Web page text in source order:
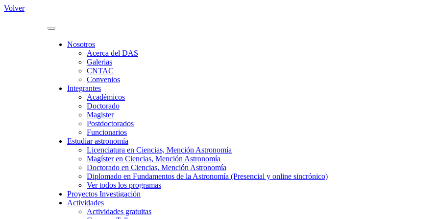
Volver
Nosotros
Acerca del DAS
Galerias
CNTAC
Convenios
Integrantes
Académicos
Doctorado
Magister
Postdoctorados
Funcionarios
Estudiar astronomía
Licenciatura en Ciencias, Mención Astronomía
Magíster en Ciencias, Mención Astronomía
Doctorado en Ciencias, Mención Astronomía
Diplomado en Fundamentos de la Astronomía (Presencial y online sincrónico)
Ver todos los programas
Proyectos Investigación
Actividades
Actividades gratuitas